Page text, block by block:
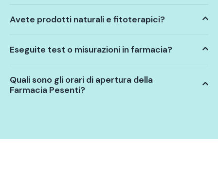
Avete prodotti naturali e fitoterapici?
Eseguite test o misurazioni in farmacia?
Quali sono gli orari di apertura della
Farmacia Pesenti?